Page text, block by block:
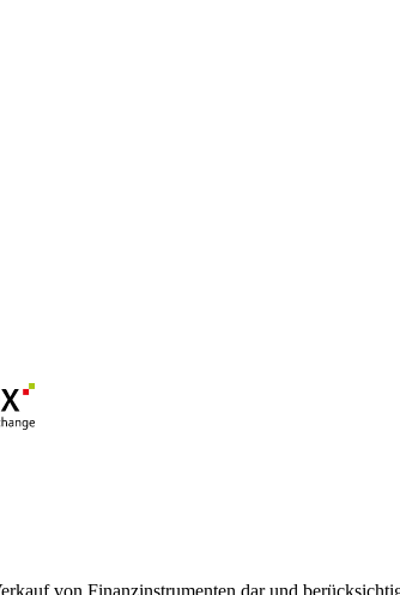
von Finanzinstrumenten dar und